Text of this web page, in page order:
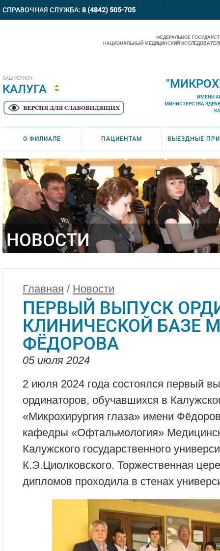
СПРАВОЧНАЯ СЛУЖБА: 8 (4842) 505-705
ВАШ РЕГИОН:
КАЛУГА
ФЕДЕРАЛЬНОЕ
НАЦИОНАЛЬНЫЙ МЕДИЦИНСКИЙ
ИМЕНИ
МИНИСТЕРСТВА
О ФИЛИАЛЕ ПАЦИЕНТАМ ВЫЕЗДНЫЕ
НОВОСТИ
Главная / Новости
ПЕРВЫЙ ВЫПУСК
КЛИНИЧЕСКОЙ БАЗЕ
ФЁДОРОВА
05 июля 2024
2 июля 2024 года состоялся первый
ординаторов, обучавшихся в
«Микрохирургия глаза» имени
кафедры «Офтальмология»
Калужского государственного
К.Э.Циолковского. Торжественная
дипломов проходила в стенах